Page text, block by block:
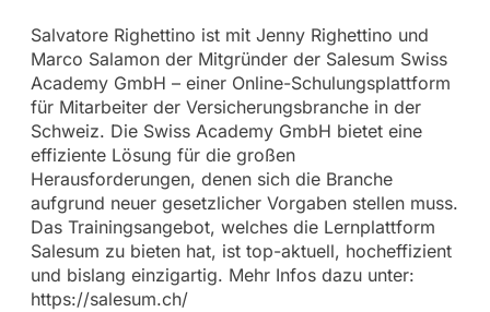
Salvatore Righettino ist mit Jenny Righettino und
Marco Salamon der Mitgründer der Salesum Swiss
Academy GmbH – einer Online-Schulungsplattform
für Mitarbeiter der Versicherungsbranche in der
Schweiz. Die Swiss Academy GmbH bietet eine
effiziente Lösung für die großen
Herausforderungen, denen sich die Branche
aufgrund neuer gesetzlicher Vorgaben stellen muss.
Das Trainingsangebot, welches die Lernplattform
Salesum zu bieten hat, ist top-aktuell, hocheffizient
und bislang einzigartig. Mehr Infos dazu unter:
https://salesum.ch/